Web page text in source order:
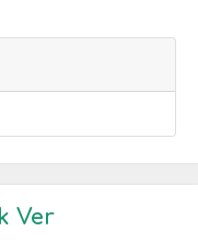
Ver